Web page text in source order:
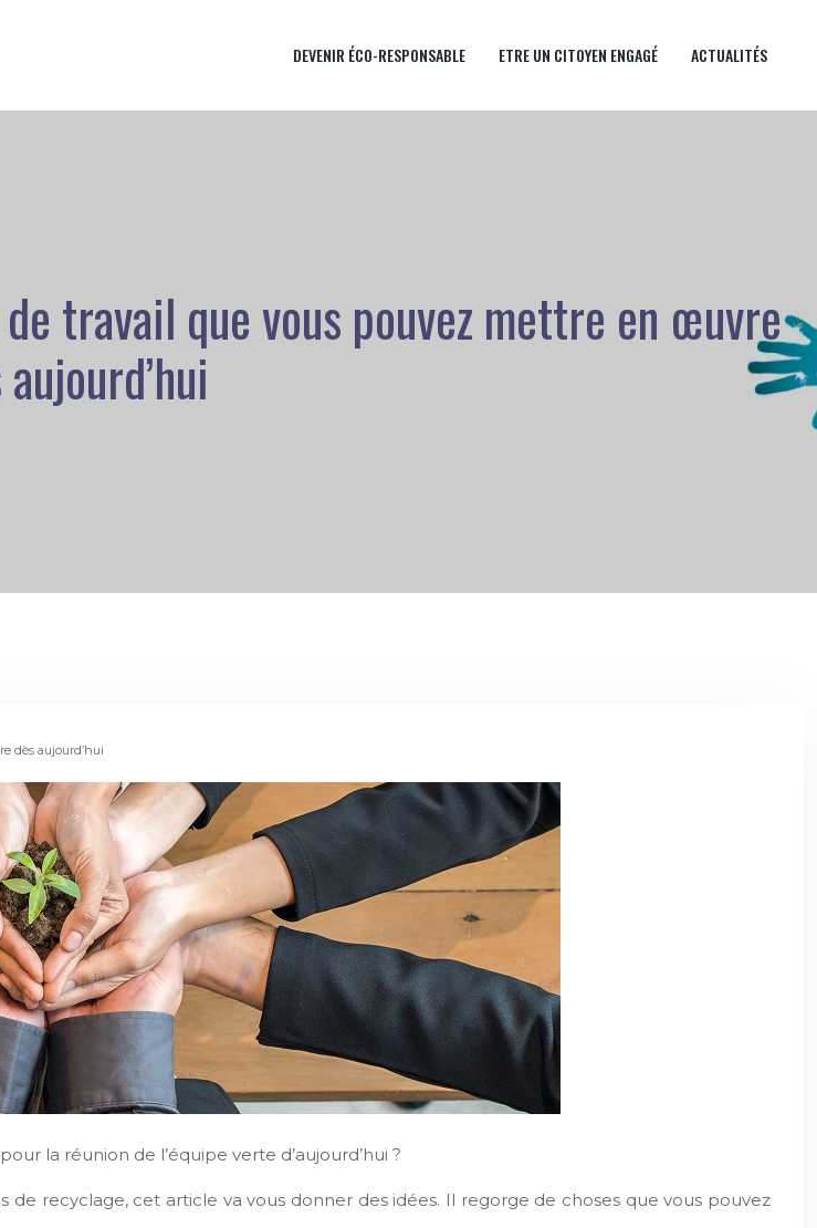
DEVENIR ÉCO-RESPONSABLE ETRE UN CITOYEN ENGAGÉ ACTUALITÉS
travail que vous pouvez mettre en œuvre
dès aujourd’hui
pour la réunion de l’équipe verte d’aujourd’hui ?
recyclage, cet article va vous donner des idées. Il regorge de choses que vous pouvez